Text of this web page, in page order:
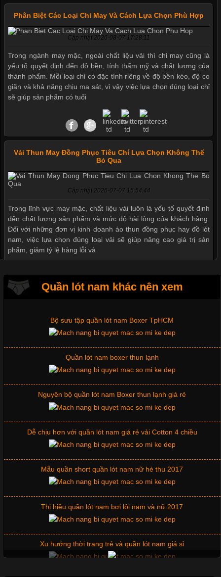
Phân Biệt Các Loại Chỉ May Và Cách Lựa Chọn Phù Hợp
Cập nhật 2026-08-07 17:28:11
Trong ngành may mặc, ngoài chất liệu vải thì chỉ may cũng là
yếu tố quyết định đến độ bền, tính thẩm mỹ và chất lượng của
thành phẩm. Mỗi loại chỉ có đặc tính riêng về độ bền kéo, độ co
giãn và khả năng chịu ma sát, vì vậy việc lựa chọn đúng loại chỉ
sẽ giúp sản phẩm có tuổi
Vải Thun May Đồng Phục Tiêu Chí Lựa Chọn Không Thể
Bỏ Qua
Cập nhật 2026-07-07 15:54:44
Trong lĩnh vực may mặc, chất liệu vải luôn là yếu tố quyết định
đến chất lượng sản phẩm và mức độ hài lòng của khách hàng.
Đối với những đơn vị kinh doanh áo thun đồng phục hay đồ lót
nam, việc lựa chọn đúng loại vải sẽ giúp nâng cao giá trị sản
phẩm, giảm tỷ lệ hàng lỗi và
Áo thun là một trong những trang phục phổ biến nhất hiện nay
nhờ tính tiện dụng, dễ phối đồ và phù hợp với nhiều đối tượng.
quan trọng tạo nên phong cách riêng cho từng sản phẩm. Mỗi
loại cổ áo sẽ mang đến một vẻ đẹp khác
Những Mẫu Áo Thun Đồng Phục Công Ty Được Ưa
Chuộng Hiện Nay
Cập nhật 2026-06-01 14:23:34
Trong môi trường kinh doanh hiện đại, việc xây dựng hình ảnh
chuyên nghiệp đóng vai trò quan trọng đối với sự phát triển của
doanh nghiệp. Một trong những giải pháp hiệu quả được nhiều
đơn vị lựa chọn hiện nay là sử dụng áo thun đồng phục công ty.
Không chỉ giúp tạo sự đồng bộ, áo thun
Quần lót nam khác nên xem
Mẫu quần short quần lót nam nữ hè thu 2017
Thị hiều quần lót nam bơi lội nam và nữ 2017
Xu hướng thời trang trẻ và quần lót nam giá sỉ
Giặt và bảo quản quần lót nam đúng cách
Mẫu quần lót nam giá rẻ sốt hè 2017
Những mẩu quần lót nam thông dụng hiện nay
Bộ sưu tập quần lót nam Boxer TpHCM
Quần lót nam boxer thun lạnh
Nguyên bộ quần lót nam Boxer thun lạnh giá rẻ
Dễ chịu hơn với quần lót nam giá rẻ vải Cotton 4 chiều
Mẫu quần short quần lót nam nữ hè thu 2017
Thị hiều quần lót nam bơi lội nam và nữ 2017
Xu hướng thời trang trẻ và quần lót nam giá sỉ